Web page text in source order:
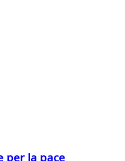
per la pace